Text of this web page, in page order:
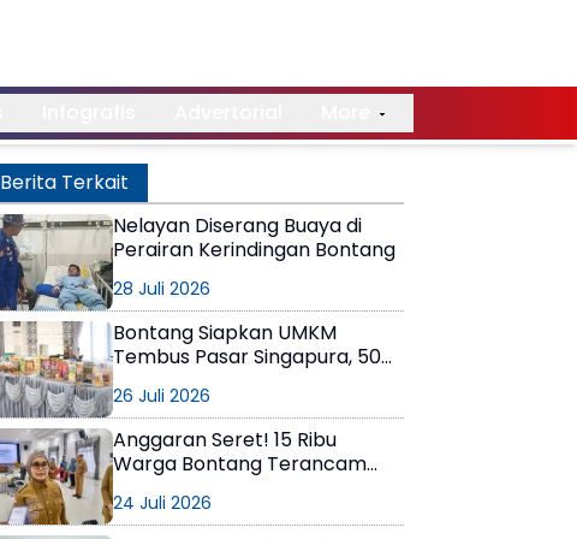
Berita Terkait
Nelayan Diserang Buaya di
Perairan Kerindingan Bontang
28 Juli 2026
Bontang Siapkan UMKM
Tembus Pasar Singapura, 50
Ekspor
26 Juli 2026
Anggaran Seret! 15 Ribu
Warga Bontang Terancam
Pemerintah Minta Bantuan
24 Juli 2026